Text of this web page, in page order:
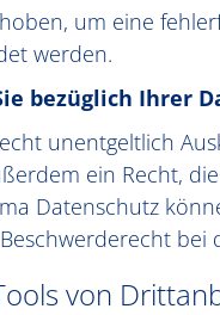
um eine
werden.
bezüglich Ihrer
unentgeltlich
ein Recht,
Datenschutz
bei
von